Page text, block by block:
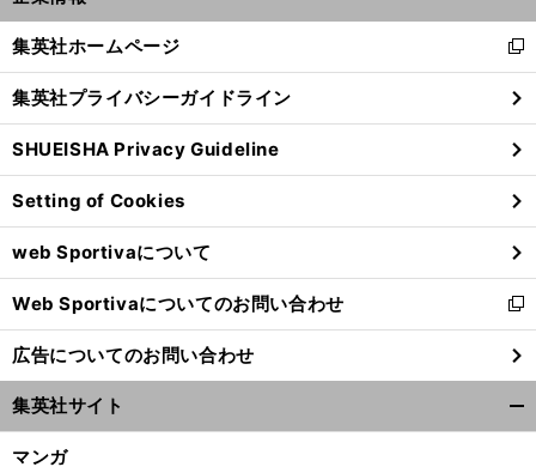
閉
る
集英社ホームページ
新
し
い
ウ
ィ
ン
ド
ウ
で
開
く
集英社プライバシーガイドライン
SHUEISHA Privacy Guideline
Setting of Cookies
web Sportivaについて
Web Sportivaについてのお問い合わせ
新
し
い
ウ
ィ
ン
広告についてのお問い合わせ
集英社サイト
マンガ